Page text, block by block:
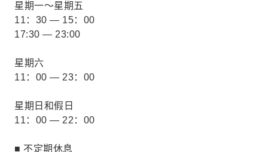
星期一～星期五
11：30 — 15：00
17:30 — 23:00
星期六
11：00 — 23：00
星期日和假日
11：00 — 22：00
■ 不定期休息